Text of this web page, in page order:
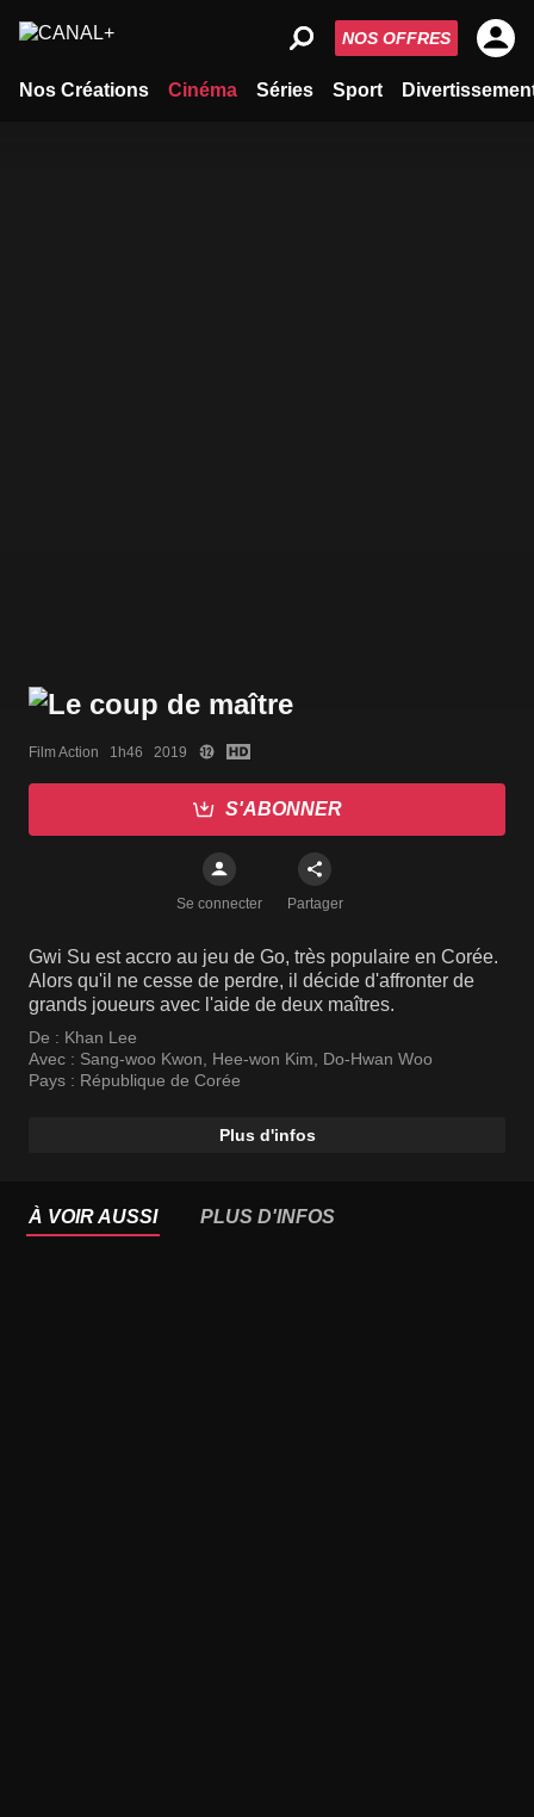
Nos Créations Cinéma Séries Sport
NOS OFFRES
Film Action   1h46   2019
S'ABONNER
Se connecter Partager
Gwi Su est accro au jeu de Go, très populaire en Corée.
Alors qu'il ne cesse de perdre, il décide d'affronter de
grands joueurs avec l'aide de deux maîtres.
De : Khan Lee
Avec : Sang-woo Kwon, Hee-won Kim, Do-Hwan Woo
Pays : République de Corée
Plus d'infos
À VOIR AUSSI PLUS D'INFOS